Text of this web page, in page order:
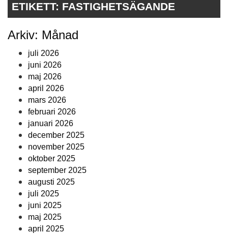
ETIKETT: FASTIGHETSÄGANDE
Arkiv: Månad
juli 2026
juni 2026
maj 2026
april 2026
mars 2026
februari 2026
januari 2026
december 2025
november 2025
oktober 2025
september 2025
augusti 2025
juli 2025
juni 2025
maj 2025
april 2025